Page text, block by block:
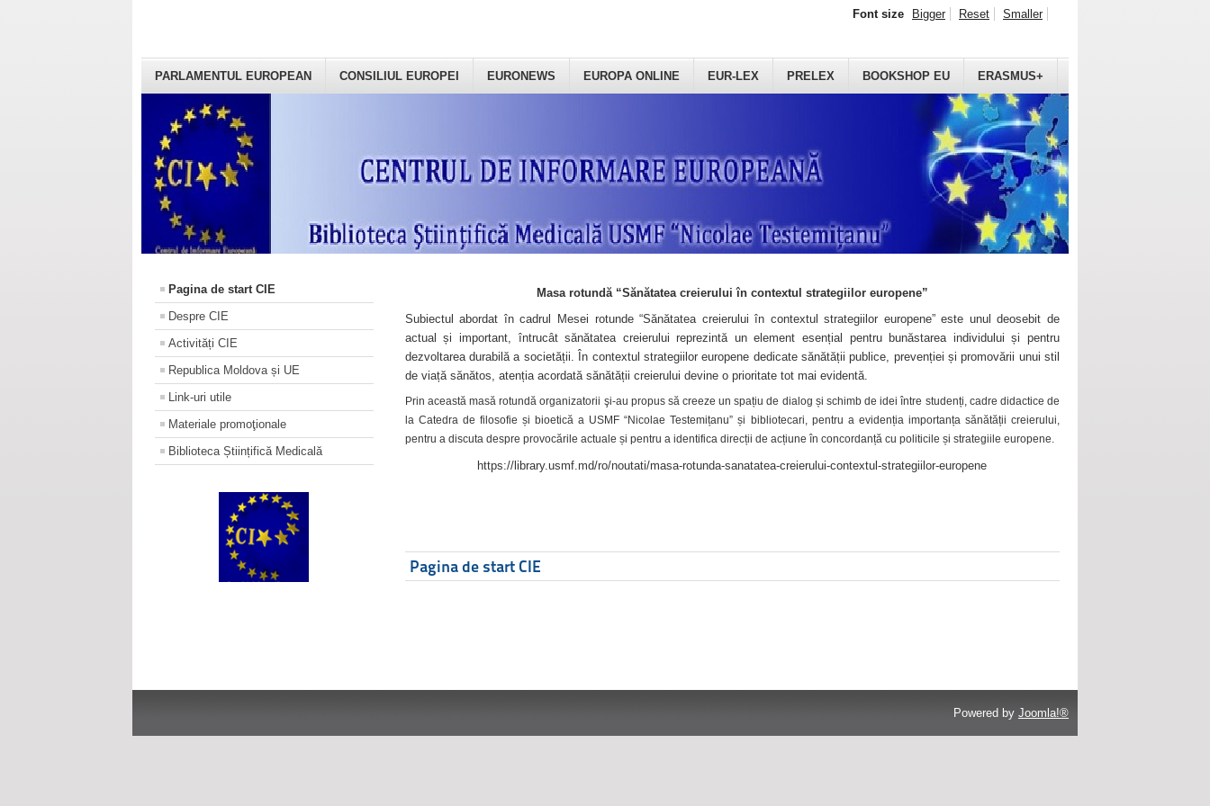
PARLAMENTUL EUROPEAN CONSILIUL EUROPEI EURONEWS EUROPA ONLINE EUR-LEX PRELEX BOOKSHOP EU ERASMUS+
Font size Bigger Reset Smaller
Pagina de start CIE
Despre CIE
Activități CIE
Republica Moldova și UE
Link-uri utile
Materiale promoţionale
Biblioteca Științifică Medicală
Masa rotundă “Sănătatea creierului în contextul strategiilor europene”
Subiectul abordat în cadrul Mesei rotunde “Sănătatea creierului în contextul strategiilor europene” este unul deosebit de
actual și important, întrucât sănătatea creierului reprezintă un element esențial pentru bunăstarea individului și pentru
dezvoltarea durabilă a societății. În contextul strategiilor europene dedicate sănătății publice, prevenției și promovării unui stil
de viață sănătos, atenția acordată sănătății creierului devine o prioritate tot mai evidentă.
Prin această masă rotundă organizatorii şi-au propus să creeze un spațiu de dialog și schimb de idei între studenți, cadre didactice de
la Catedra de filosofie și bioetică a USMF “Nicolae Testemițanu” și bibliotecari, pentru a evidenția importanța sănătății creierului,
pentru a discuta despre provocările actuale și pentru a identifica direcții de acțiune în concordanță cu politicile și strategiile europene.
https://library.usmf.md/ro/noutati/masa-rotunda-sanatatea-creierului-contextul-strategiilor-europene
Pagina de start CIE
Powered by Joomla!®